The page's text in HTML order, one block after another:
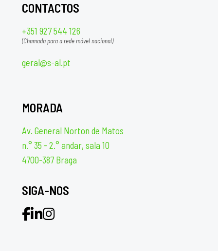
CONTACTOS
+351 927 544 126
(Chamada para a rede móvel nacional)
geral@s-al.pt
MORADA
Av. General Norton de Matos
n.° 35 - 2.° andar, sala 10
4700-387 Braga
SIGA-NOS